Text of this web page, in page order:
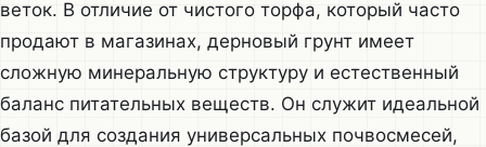
веток. В отличие от чистого торфа, который часто
продают в магазинах, дерновый грунт имеет
сложную минеральную структуру и естественный
баланс питательных веществ. Он служит идеальной
базой для создания универсальных почвосмесей,